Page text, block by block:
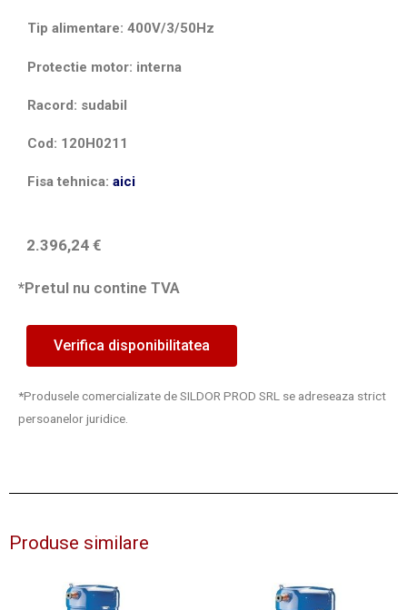
Tip alimentare: 400V/3/50Hz
Protectie motor: interna
Racord: sudabil
Cod: 120H0211
Fisa tehnica: aici
2.396,24 €
*Pretul nu contine TVA
Verifica disponibilitatea
*Produsele comercializate de SILDOR PROD SRL se adreseaza strict
persoanelor juridice.
Produse similare